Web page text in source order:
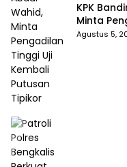
KPK
Minta
Tipikor
Agustus 5,